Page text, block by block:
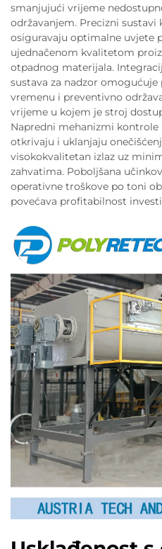
smanjujući vrijeme
održavanjem. Precizni
osiguravaju optimalne uvjete
ujednačenom kvalitetom
otpadnog materijala.
sustava za nadzor
vremenu i preventivno
vrijeme u kojem je stroj
Napredni mehanizmi
otkrivaju i uklanjaju
visokokvalitetan izlaz uz
zahvatima. Poboljšana
operativne troškove po toni
povećava profitabilnost